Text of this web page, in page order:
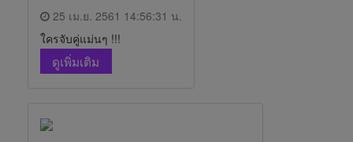
25 เม.ย. 2561 14:56:31 น.
ใครจับคู่แม่นๆ !!!
ดูเพิ่มเติม